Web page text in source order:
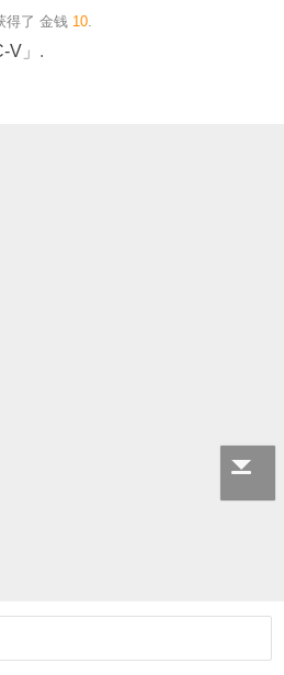
得了 金钱 10
V 」.